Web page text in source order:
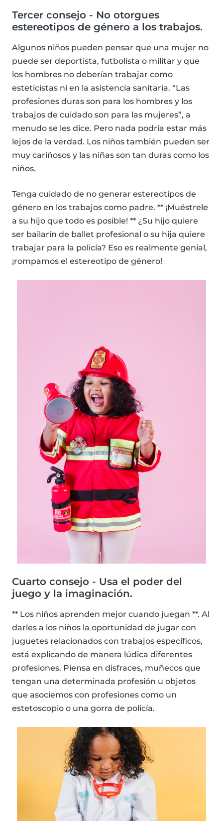
Tercer consejo - No otorgues
estereotipos de género a los trabajos.
Algunos niños pueden pensar que una mujer no
puede ser deportista, futbolista o militar y que
los hombres no deberían trabajar como
esteticistas ni en la asistencia sanitaria. “Las
profesiones duras son para los hombres y los
trabajos de cuidado son para las mujeres”, a
menudo se les dice. Pero nada podría estar más
lejos de la verdad. Los niños también pueden ser
muy cariñosos y las niñas son tan duras como los
niños.
Tenga cuidado de no generar estereotipos de
género en los trabajos como padre. ** ¡Muéstrele
a su hijo que todo es posible! ** ¿Su hijo quiere
ser bailarín de ballet profesional o su hija quiere
trabajar para la policía? Eso es realmente genial,
¡rompamos el estereotipo de género!
Cuarto consejo - Usa el poder del
juego y la imaginación.
** Los niños aprenden mejor cuando juegan **. Al
darles a los niños la oportunidad de jugar con
juguetes relacionados con trabajos específicos,
está explicando de manera lúdica diferentes
profesiones. Piensa en disfraces, muñecos que
tengan una determinada profesión u objetos
que asociemos con profesiones como un
estetoscopio o una gorra de policía.